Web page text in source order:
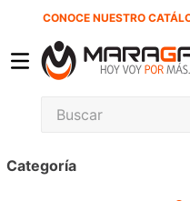
CONOCE NUESTRO
Buscar
Categoría